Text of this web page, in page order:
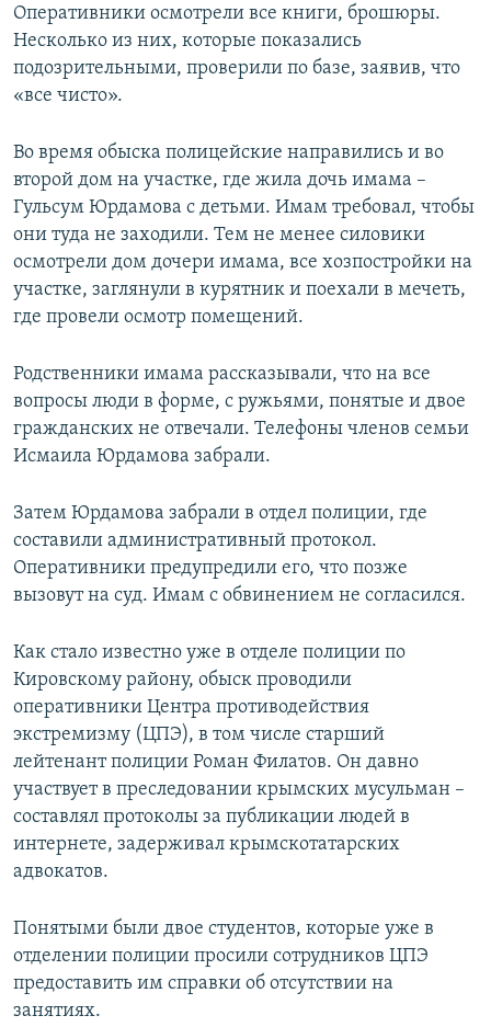
Оперативники осмотрели все книги, брошюры.
Несколько из них, которые показались
подозрительными, проверили по базе, заявив, что
«все чисто».
Во время обыска полицейские направились и во
второй дом на участке, где жила дочь имама –
Гульсум Юрдамова с детьми. Имам требовал, чтобы
они туда не заходили. Тем не менее силовики
осмотрели дом дочери имама, все хозпостройки на
участке, заглянули в курятник и поехали в мечеть,
где провели осмотр помещений.
Родственники имама рассказывали, что на все
вопросы люди в форме, с ружьями, понятые и двое
гражданских не отвечали. Телефоны членов семьи
Исмаила Юрдамова забрали.
Затем Юрдамова забрали в отдел полиции, где
составили административный протокол.
Оперативники предупредили его, что позже
вызовут на суд. Имам с обвинением не согласился.
Как стало известно уже в отделе полиции по
Кировскому району, обыск проводили
оперативники Центра противодействия
экстремизму (ЦПЭ), в том числе старший
лейтенант полиции Роман Филатов. Он давно
участвует в преследовании крымских мусульман –
составлял протоколы за публикации людей в
интернете, задерживал крымскотатарских
адвокатов.
Понятыми были двое студентов, которые уже в
отделении полиции просили сотрудников ЦПЭ
предоставить им справки об отсутствии на
занятиях.